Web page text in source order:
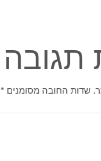
תגובה
שדות החובה מסומנים*